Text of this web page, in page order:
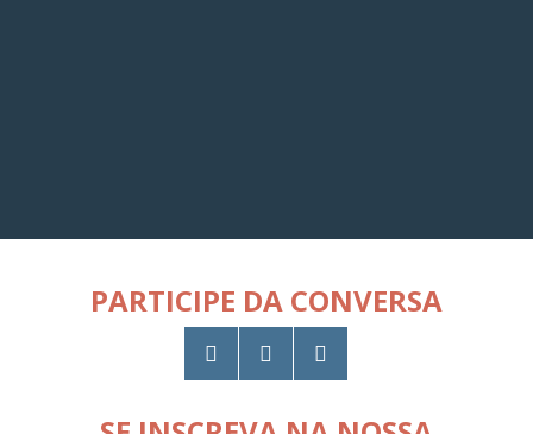
PARTICIPE DA CONVERSA